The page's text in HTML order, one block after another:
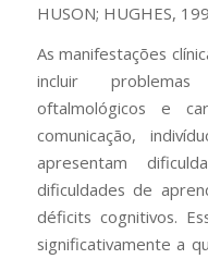
HUSON; HUGHES,
As manifestações
incluir problemas
oftalmológicos e
comunicação,
apresentam
dificuldades de
déficits cognitivos.
significativamente a